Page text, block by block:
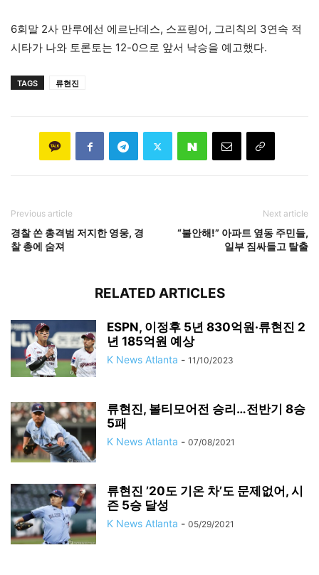
6회말 2사 만루에선 에르난데스, 스프링어, 그리칙의 3연속 적
시타가 나와 토론토는 12-0으로 앞서 낙승을 예고했다.
TAGS 류현진
Previous article
경찰 쏜 총격범 저지한 영웅, 경
찰 총에 숨져
Next article
“불안해!” 아파트 옆동 주민들,
일부 짐싸들고 탈출
RELATED ARTICLES
ESPN, 이정후 5년 830억원·류현진 2
년 185억원 예상
K News Atlanta - 11/10/2023
류현진, 볼티모어전 승리…전반기 8승
5패
K News Atlanta - 07/08/2021
류현진 ’20도 기온 차’도 문제없어, 시
즌 5승 달성
K News Atlanta - 05/29/2021